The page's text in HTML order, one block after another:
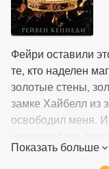
Фейри оставили
те, кто наделен
золотые стены,
замке Хайбелл из
освободил меня. И
девушка, которую
Показать больше